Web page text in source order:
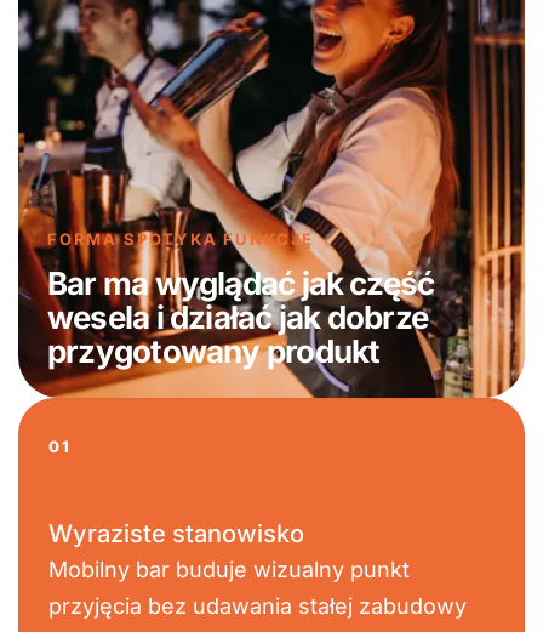
FORMA SPOTYKA FUNKCJĘ
Bar ma wyglądać jak część
wesela i działać jak dobrze
przygotowany produkt
01
Wyraziste stanowisko
Mobilny bar buduje wizualny punkt
przyjęcia bez udawania stałej zabudowy